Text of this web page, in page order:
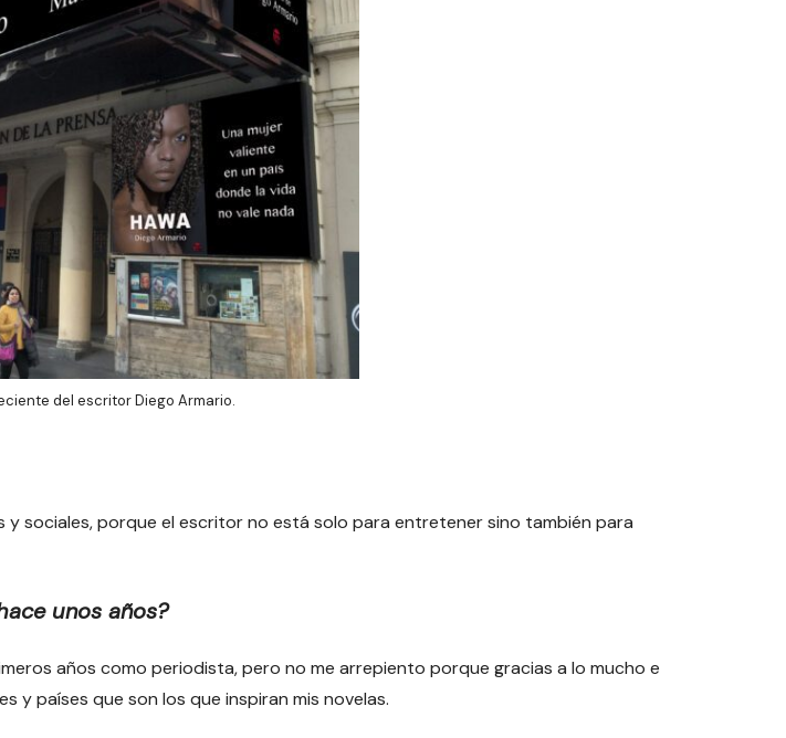
del escritor Diego Armario.
sociales, porque el escritor no está solo para entretener sino también para
unos años?
años como periodista, pero no me arrepiento porque gracias a lo mucho e
y países que son los que inspiran mis novelas.